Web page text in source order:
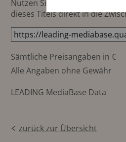
Nutzen Sie diesen Button um
dieses Titels direkt in die
Sämtliche Preisangaben in €
Alle Angaben ohne Gewähr
LEADING MediaBase Data
zurück zur Übersicht